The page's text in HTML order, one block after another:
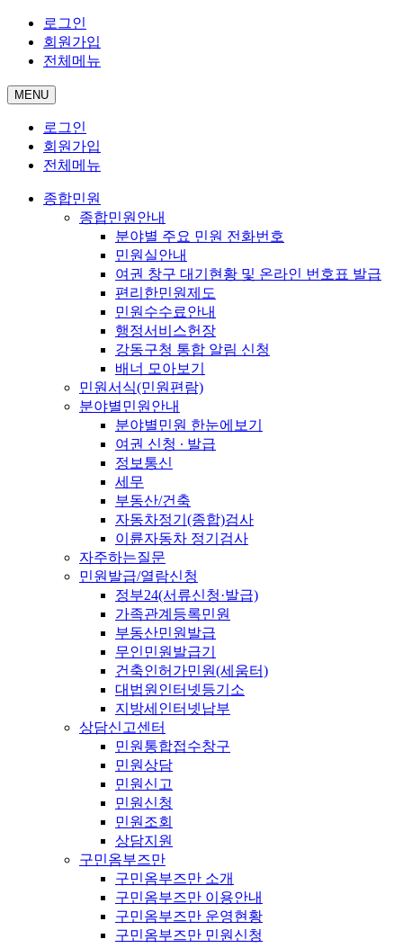
로그인
회원가입
전체메뉴
MENU
로그인
회원가입
전체메뉴
종합민원
종합민원안내
분야별 주요 민원 전화번호
민원실안내
여권 창구 대기현황 및 온라인 번호표 발급
편리한민원제도
민원수수료안내
행정서비스헌장
강동구청 통합 알림 신청
배너 모아보기
민원서식(민원편람)
분야별민원안내
분야별민원 한눈에보기
여권 신청 ∙ 발급
정보통신
세무
부동산/건축
자동차정기(종합)검사
이륜자동차 정기검사
자주하는질문
민원발급/열람신청
정부24(서류신청·발급)
가족관계등록민원
부동산민원발급
무인민원발급기
건축인허가민원(세움터)
대법원인터넷등기소
지방세인터넷납부
상담신고센터
민원통합접수창구
민원상담
민원신고
민원신청
민원조회
상담지원
구민옴부즈만
구민옴부즈만 소개
구민옴부즈만 이용안내
구민옴부즈만 운영현황
구민옴부즈만 민원신청